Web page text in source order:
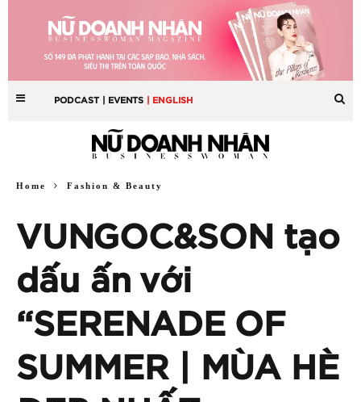
PODCAST | EVENTS | ENGLISH
Home Fashion & Beauty
VUNGOC&SON tạo
dấu ấn với
“SERENADE OF
SUMMER | MÙA HÈ